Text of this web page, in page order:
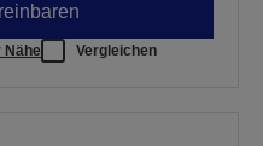
Nähe Vergleichen